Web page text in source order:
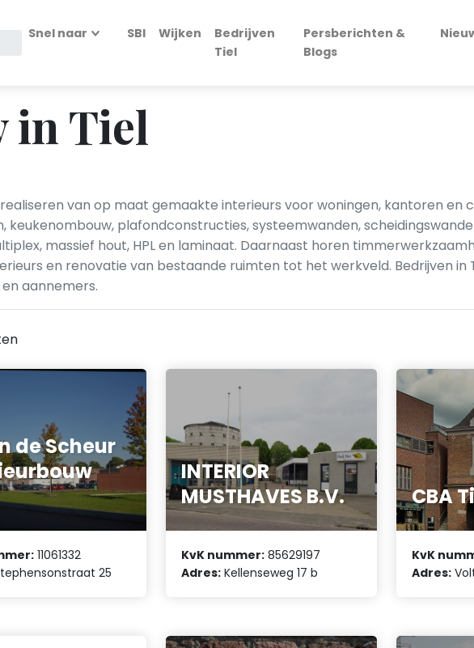
Snel naar SBI Wijken
Bedrijven
Tiel
Persberichten &
Blogs
in Tiel
van op maat gemaakte interieurs voor woningen, kantoren en
keukenombouw, plafondconstructies, systeemwanden,
massief hout, HPL en laminaat. Daarnaast horen
en renovatie van bestaande ruimten tot het werkveld. Bedrijven in
aannemers.
de Scheur
11061332
25
INTERIOR
MUSTHAVES B.V.
KvK nummer: 85629197
Adres: Kellenseweg 17 b
CBA
KvK
Adres: